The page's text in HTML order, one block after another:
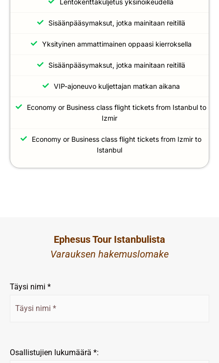
Lentokenttäkuljetus yksinoikeudella
Sisäänpääsymaksut, jotka mainitaan reitillä
Yksityinen ammattimainen oppaasi kierroksella
Sisäänpääsymaksut, jotka mainitaan reitillä
VIP-ajoneuvo kuljettajan matkan aikana
Economy or Business class flight tickets from Istanbul to
Izmir
Economy or Business class flight tickets from Izmir to
Istanbul
Ephesus Tour Istanbulista
Varauksen hakemuslomake
Täysi nimi *
Osallistujien lukumäärä *: